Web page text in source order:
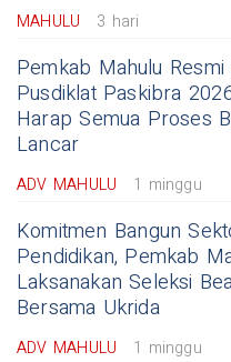
MAHULU 3 hari
Pemkab Mahulu Resmi
Pusdiklat Paskibra
Harap Semua Proses
Lancar
ADV MAHULU 1 minggu
Komitmen Bangun
Pendidikan, Pemkab
Laksanakan Seleksi
Bersama Ukrida
ADV MAHULU 1 minggu